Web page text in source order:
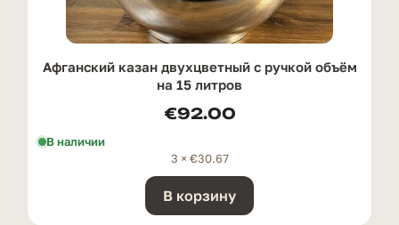
Афганский казан двухцветный с ручкой oбъём
на 15 литров
€92.00
В наличии
3 × €30.67
В корзину